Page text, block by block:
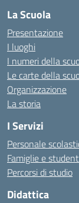
La Scuola
Presentazione
I luoghi
I numeri della
Le carte della
Organizzazione
La storia
I Servizi
Personale
Famiglie e
Percorsi di studio
Didattica